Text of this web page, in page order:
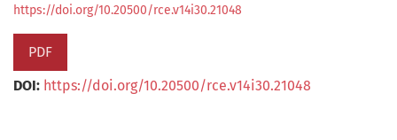
https://doi.org/10.20500/rce.v14i30.21048
PDF
DOI: https://doi.org/10.20500/rce.v14i30.21048